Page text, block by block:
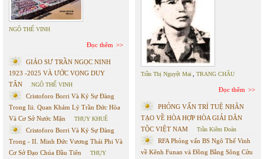
NGÔ THẾ VINH
Đọc thêm
GIÁO SƯ TRẦN NGỌC NINH
1923 -2025 VÀ ƯỚC VỌNG DUY
TÂN
NGÔ THẾ VINH
Cristoforo Borri Và Ký Sự Đàng
Trong Iii. Quan Khám Lý Trần Đức Hòa
Và Cơ Sở Nước Mặn
THỤY KHUÊ
Cristoforo Borri Và Ký Sự Đàng
Trong - II. Minh Đức Vương Thái Phi Và
Cơ Sở Đạo Chúa Đầu Tiên
THỤY
Trần Thị Nguyệt Mai TRANG CHÂU
Đọc thêm
PHỎNG VẤN TRÍ TUỆ NHÂN
TẠO VỀ HÒA HỢP HÒA GIẢI DÂN
TỘC VIỆT NAM
Trần Kiêm Đoàn
RFA Phỏng vấn BS Ngô Thế Vinh
về Kênh Funan và Đồng Bằng Sông Cửu